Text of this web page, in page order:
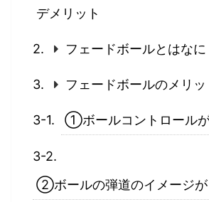
デメリット
フェードボールとはなに
フェードボールのメリッ
①ボールコントロール
②ボールの弾道のイメージが